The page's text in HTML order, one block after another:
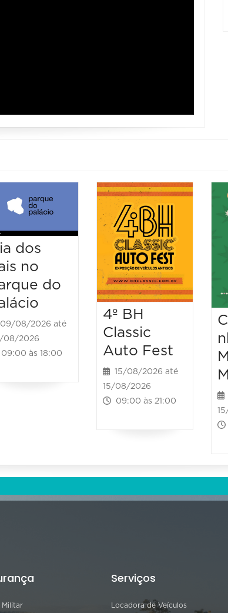
dos
no
do
09/08/2026 até
08/2026
09:00 às 18:00
4º BH
Classic
Auto Fest
15/08/2026 até
15/08/2026
09:00 às 21:00
Militar
Serviços
Locadora de Veículos